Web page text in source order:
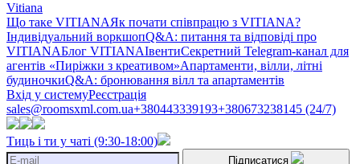
Vitiana
Що таке VITIANAЯк почати співпрацю з VITIANA?
Індивідуальний воркшопQ&A: питання та відповіді про
VITIANAБлог VITIANAІвентиСекретний Telegram-канал для
агентів «Пиріжки з креативом»Апартаменти, вілли, літні
будиночкиQ&A: бронювання вілл та апартаментів
Вхід у системуРеєстрація
sales@roomsxml.com.ua+380443339193+380673238145 (24/7)
Тиць і ти у чаті (9:30-18:00)
Підписатися